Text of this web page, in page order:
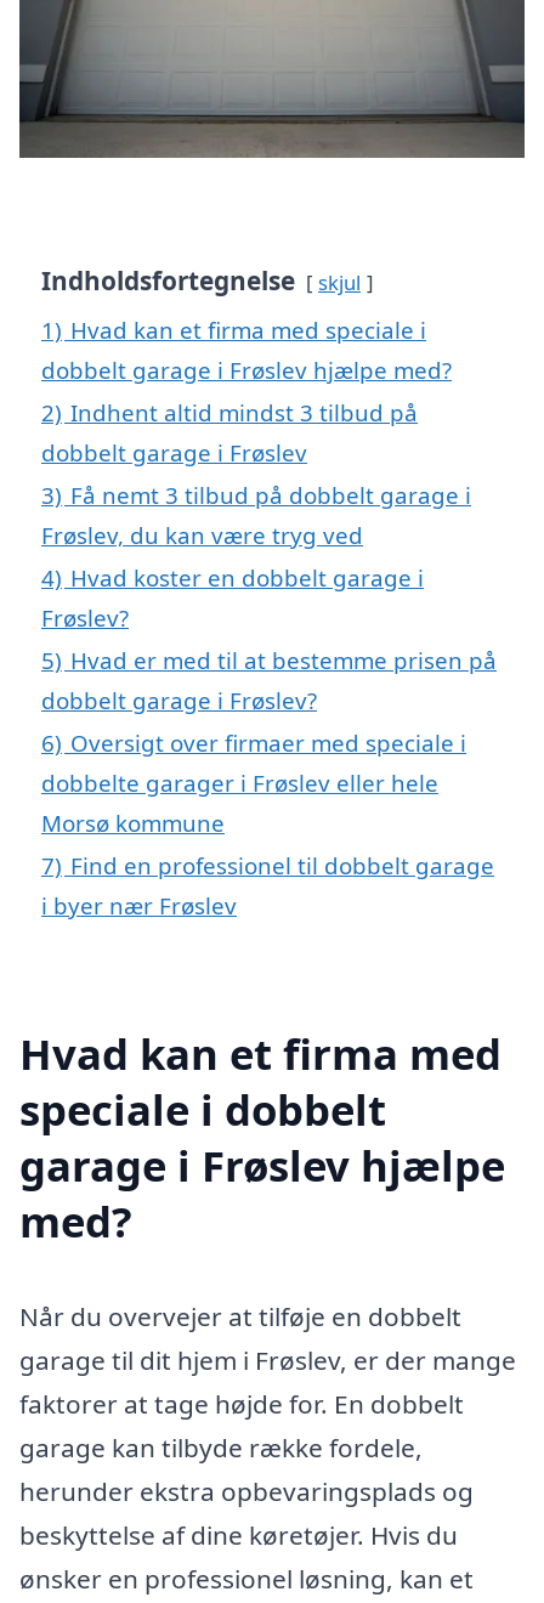
Indholdsfortegnelse skjul
1) Hvad kan et firma med speciale i
dobbelt garage i Frøslev hjælpe med?
2) Indhent altid mindst 3 tilbud på
dobbelt garage i Frøslev
3) Få nemt 3 tilbud på dobbelt garage i
Frøslev, du kan være tryg ved
4) Hvad koster en dobbelt garage i
Frøslev?
5) Hvad er med til at bestemme prisen på
dobbelt garage i Frøslev?
6) Oversigt over firmaer med speciale i
dobbelte garager i Frøslev eller hele
Morsø kommune
7) Find en professionel til dobbelt garage
i byer nær Frøslev
Hvad kan et firma med
speciale i dobbelt
garage i Frøslev hjælpe
med?
Når du overvejer at tilføje en dobbelt
garage til dit hjem i Frøslev, er der mange
faktorer at tage højde for. En dobbelt
garage kan tilbyde række fordele,
herunder ekstra opbevaringsplads og
beskyttelse af dine køretøjer. Hvis du
ønsker en professionel løsning, kan et